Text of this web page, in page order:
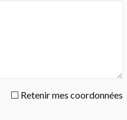
Retenir mes coordonnées